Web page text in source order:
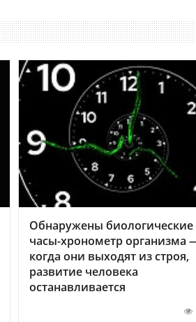
Обнаружены биологические
часы-хронометр организма
когда они выходят из строя,
развитие человека
останавливается